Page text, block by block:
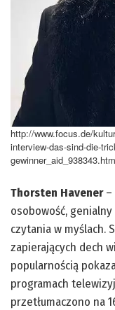
http://www.focus.de/
interview-das-sind-die-
Thorsten Havener–
osobowość,
czytania w myślach.
zapierających dech
popularnością
programach
przetłumaczono na